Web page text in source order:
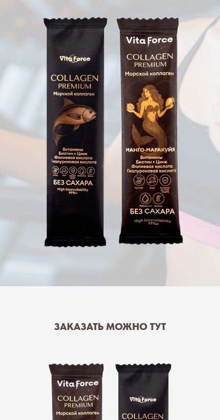
ЗАКАЗАТЬ МОЖНО ТУТ